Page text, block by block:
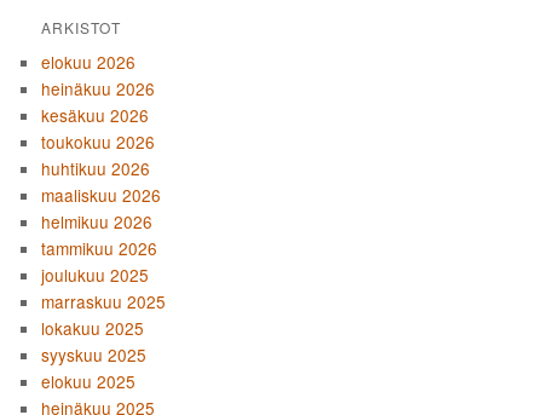
ARKISTOT
elokuu 2026
heinäkuu 2026
kesäkuu 2026
toukokuu 2026
huhtikuu 2026
maaliskuu 2026
helmikuu 2026
tammikuu 2026
joulukuu 2025
marraskuu 2025
lokakuu 2025
syyskuu 2025
elokuu 2025
heinäkuu 2025